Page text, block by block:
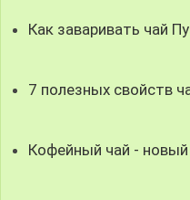
Как заваривать чай
7 полезных свойств
Кофейный чай - новый